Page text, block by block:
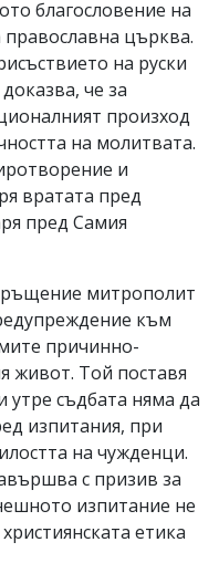
благословение на
църква.
на руски
че за
произход
на молитвата.
и
вратата пред
пред Самия
митрополит
към
причинно-
живот. Той поставя
утре съдбата няма да
изпитания, при
на чужденци.
с призив за
изпитание не
етика